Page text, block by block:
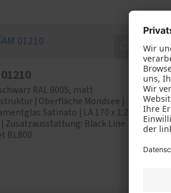
RAL 9005, matt
| Oberfläche Mondsee |
Satinato | LA 170 x 1.200
Zusatzausstattung: Black Line
BL800
AM